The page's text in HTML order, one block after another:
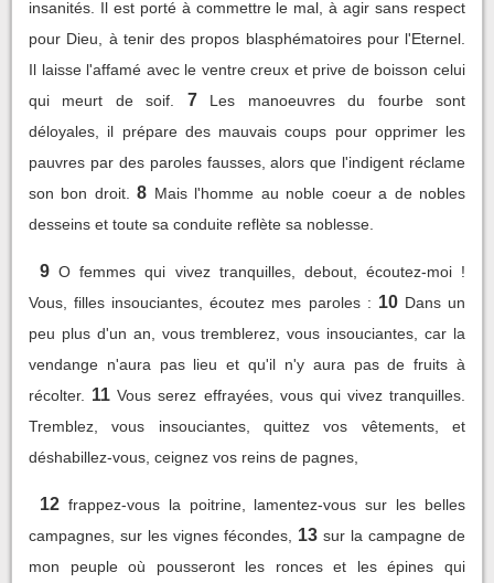
insanités. Il est porté à commettre le mal, à agir sans respect
pour Dieu, à tenir des propos blasphématoires pour l'Eternel.
Il laisse l'affamé avec le ventre creux et prive de boisson celui
qui meurt de soif.
7
Les manoeuvres du fourbe sont
déloyales, il prépare des mauvais coups pour opprimer les
pauvres par des paroles fausses, alors que l'indigent réclame
son bon droit.
8 Mais l'homme au noble coeur a de nobles
desseins et toute sa conduite reflète sa noblesse.
9 O femmes qui vivez tranquilles, debout, écoutez-moi !
Vous, filles insouciantes, écoutez mes paroles : 10 Dans un
peu plus d'un an, vous tremblerez, vous insouciantes, car la
vendange n'aura pas lieu et qu'il n'y aura pas de fruits à
récolter.
11 Vous serez effrayées, vous qui vivez tranquilles.
Tremblez, vous insouciantes, quittez vos vêtements, et
déshabillez-vous, ceignez vos reins de pagnes,
12 frappez-vous la poitrine, lamentez-vous sur les belles
campagnes, sur les vignes fécondes,
13 sur la campagne de
mon peuple où pousseront les ronces et les épines qui